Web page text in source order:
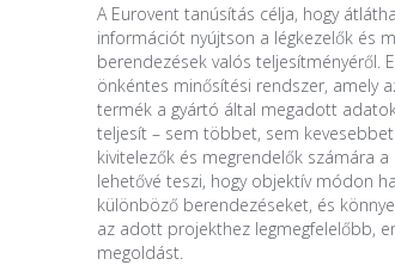
A Eurovent tanúsítás célja, hogy
információt nyújtson a légkezelők és
berendezések valós teljesítményéről.
önkéntes minősítési rendszer, amely
termék a gyártó által megadott
teljesít – sem többet, sem
kivitelezők és megrendelők számára
lehetővé teszi, hogy objektív módon
különböző berendezéseket, és
az adott projekthez legmegfelelőbb,
megoldást.